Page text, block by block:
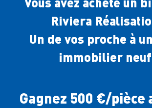
Riviera
Un de vos proche à
immobilier
Gagnez 500 €/pièce